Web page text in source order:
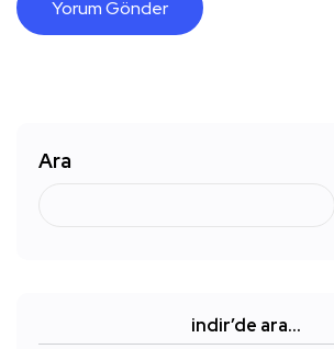
Ara
indir’de ara…